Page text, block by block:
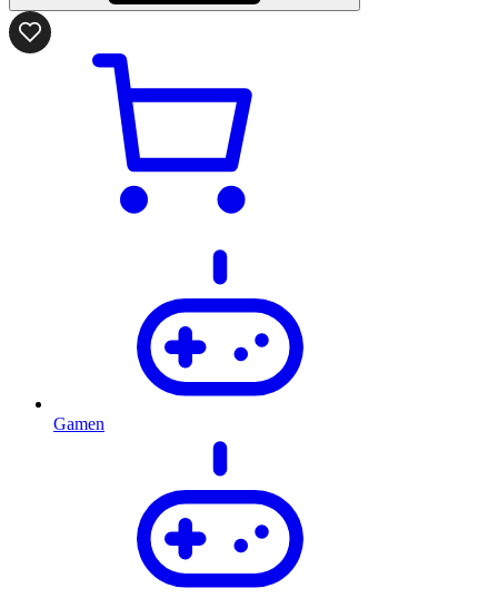
Gamen